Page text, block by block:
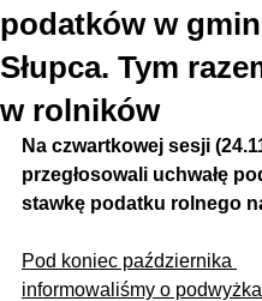
podatków w
Słupca. Tym
w rolników
Na czwartkowej sesji
przegłosowali uchwałę
stawkę podatku rolnego
Pod koniec października
informowaliśmy o